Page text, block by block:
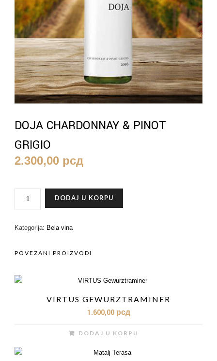
DOJA CHARDONNAY & PINOT
GRIGIO
2.300,00 рсд
PINOT
KOLIČINA
DODAJ U KORPU
Kategorija: Bela vina
POVEZANI PROIZVODI
VIRTUS GEWURZTRAMINER
1.600,00 рсд
DODAJ U KORPU